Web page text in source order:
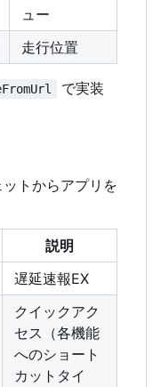
ュー
走行位置
で実装
トからアプリを
説明
遅延速報EX
クイックアク
セス（各機能
へのショート
カットタイ